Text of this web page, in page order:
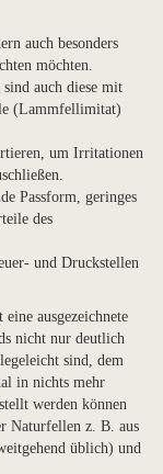
auch besonders
möchten.
auch diese mit
(Lammfellimitat)
um Irritationen
Passform, geringes
des
und Druckstellen
ausgezeichnete
nicht nur deutlich
sind, dem
in nichts mehr
werden können
Naturfellen z. B. aus
üblich) und